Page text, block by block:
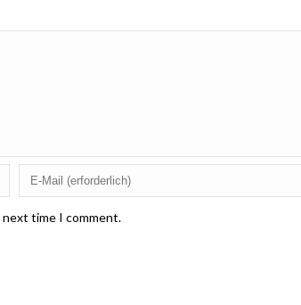
next time I comment.